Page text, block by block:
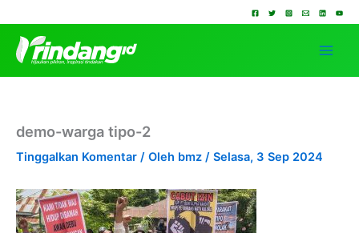
ke
konten
demo-warga tipo-2
Tinggalkan Komentar / Oleh bmz / Selasa, 3 Sep 2024